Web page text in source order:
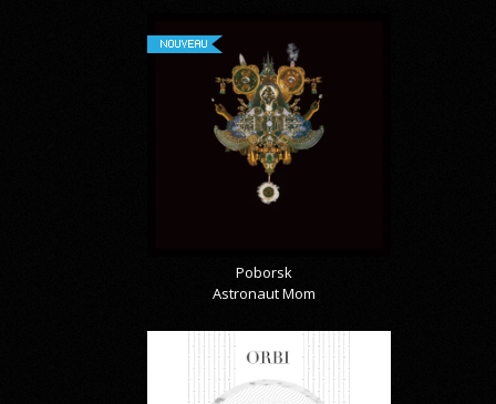
NOUVEAU
Poborsk
Astronaut Mom